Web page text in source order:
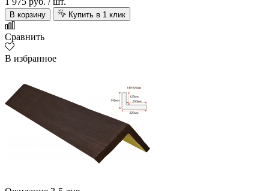
В корзину Купить в 1 клик
Сравнить
В избранное